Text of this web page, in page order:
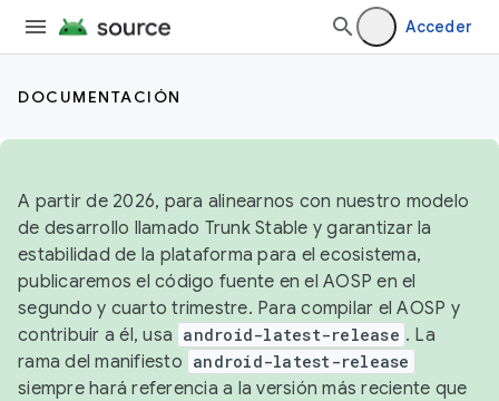
Acceder
DOCUMENTACIÓN
A partir de 2026, para alinearnos con nuestro modelo
de desarrollo llamado Trunk Stable y garantizar la
estabilidad de la plataforma para el ecosistema,
publicaremos el código fuente en el AOSP en el
segundo y cuarto trimestre. Para compilar el AOSP y
contribuir a él, usa android-latest-release . La
rama del manifiesto android-latest-release
siempre hará referencia a la versión más reciente que